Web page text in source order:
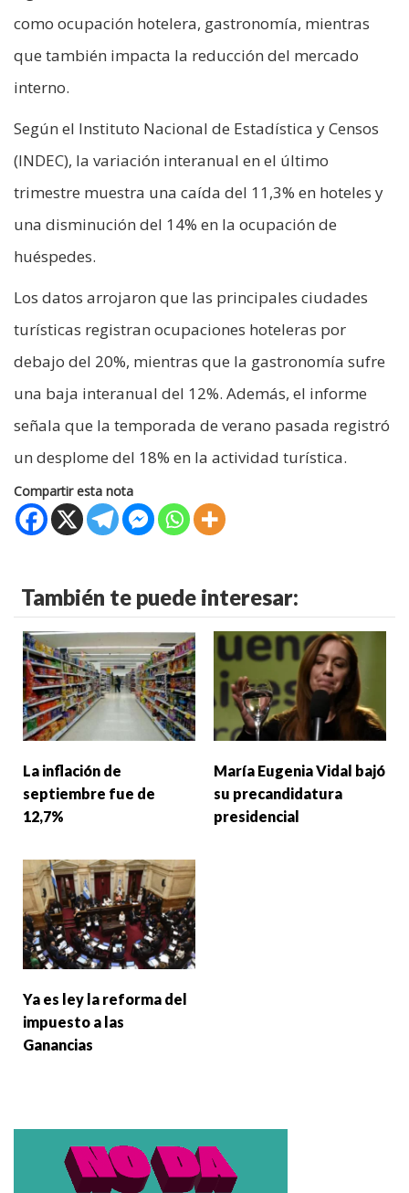
como ocupación hotelera, gastronomía, mientras
que también impacta la reducción del mercado
interno.
Según el Instituto Nacional de Estadística y Censos
(INDEC), la variación interanual en el último
trimestre muestra una caída del 11,3% en hoteles y
una disminución del 14% en la ocupación de
huéspedes.
Los datos arrojaron que las principales ciudades
turísticas registran ocupaciones hoteleras por
debajo del 20%, mientras que la gastronomía sufre
una baja interanual del 12%. Además, el informe
señala que la temporada de verano pasada registró
un desplome del 18% en la actividad turística.
Compartir esta nota
También te puede interesar:
La inflación de
septiembre fue de
12,7%
María Eugenia Vidal bajó
su precandidatura
presidencial
Ya es ley la reforma del
impuesto a las
Ganancias